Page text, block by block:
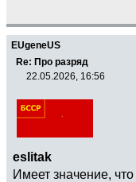
EUgeneUS
Re: Про разряд
22.05.2026, 16:56
eslitak
Имеет значение,